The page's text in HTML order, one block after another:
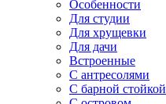
Особенности
Для студии
Для хрущевки
Для дачи
Встроенные
С антресолями
С барной стойкой